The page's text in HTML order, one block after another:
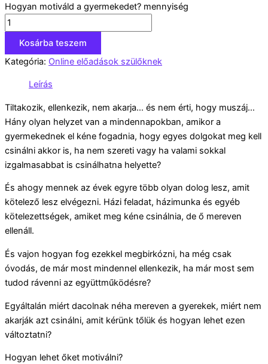
Hogyan motiváld a gyermekedet? mennyiség
Kosárba teszem
Kategória: Online előadások szülőknek
Leírás
Tiltakozik, ellenkezik, nem akarja… és nem érti, hogy muszáj…
Hány olyan helyzet van a mindennapokban, amikor a
gyermekednek el kéne fogadnia, hogy egyes dolgokat meg kell
csinálni akkor is, ha nem szereti vagy ha valami sokkal
izgalmasabbat is csinálhatna helyette?
És ahogy mennek az évek egyre több olyan dolog lesz, amit
kötelező lesz elvégezni. Házi feladat, házimunka és egyéb
kötelezettségek, amiket meg kéne csinálnia, de ő mereven
ellenáll.
És vajon hogyan fog ezekkel megbirkózni, ha még csak
óvodás, de már most mindennel ellenkezik, ha már most sem
tudod rávenni az együttműködésre?
Egyáltalán miért dacolnak néha mereven a gyerekek, miért nem
akarják azt csinálni, amit kérünk tőlük és hogyan lehet ezen
változtatni?
Hogyan lehet őket motiválni?